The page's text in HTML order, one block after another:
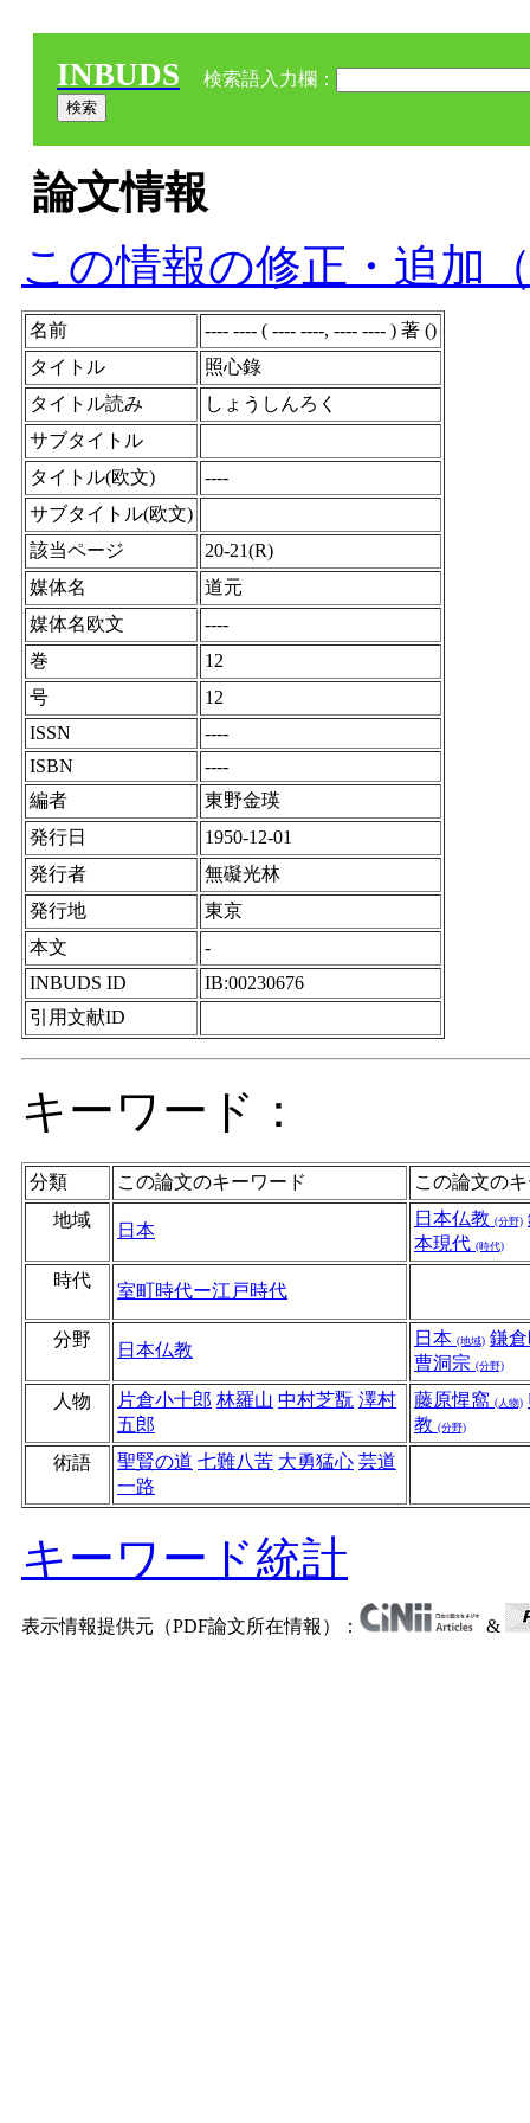
INBUDS 検索語入力欄：
論文情報
この情報の修正・追加
名前
---- ---- ( ---- ----, ---- ---- ) 著 ()
タイトル
照心錄
タイトル読み
しょうしんろく
サブタイトル
タイトル(欧文)
----
サブタイトル(欧文)
該当ページ
20-21(R)
媒体名
道元
媒体名欧文
----
巻
12
号
12
ISSN
----
ISBN
----
編者
東野金瑛
発行日
1950-12-01
発行者
無礙光林
発行地
東京
本文
-
INBUDS ID
IB:00230676
引用文献ID
キーワード：
分類 この論文のキーワード
この論文の
地域
日本
日本仏教 (分野)
本現代 (時代)
時代
室町時代ー江戸時代
分野
日本仏教
日本 (地域) 鎌
曹洞宗 (分野)
人物 片倉小十郎 林羅山 中村芝翫 澤村
五郎
藤原惺窩 (人物)
教 (分野)
術語 聖賢の道 七難八苦 大勇猛心 芸道
一路
キーワード統計
表示情報提供元（PDF論文所在情報）： &